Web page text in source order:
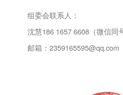
组委会联系人：
沈慧186 1657 6608（微信同
邮箱： 2359165595@qq.com